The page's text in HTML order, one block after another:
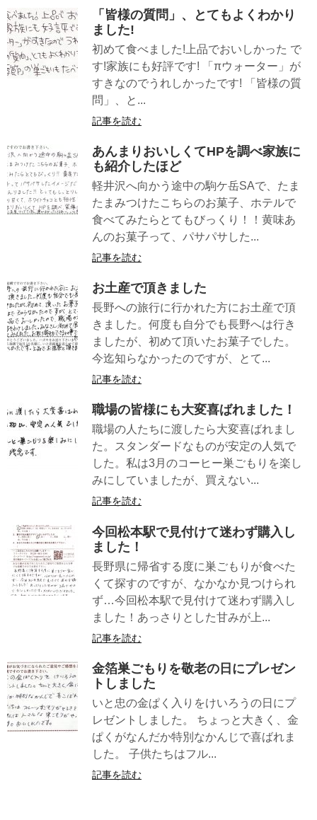
「皆様の質問」、とてもよくわかり
ました!
初めて食べました!上品でおいしかった で
す!家族にも好評です! 「πウォーター」が
すきなのでうれしかったです! 「皆様の質
問」、と...
記事を読む
あんまりおいしくてHPを調べ家族に
も紹介したほど
軽井沢へ向かう途中の駒ケ岳SAで、たま
たまみつけたこちらのお菓子、ホテルで
食べてみたらとてもびっくり！！黄味あ
んのお菓子って、パサパサした...
記事を読む
お土産で頂きました
長野への旅行に行かれた方にお土産で頂
きました。何度も自分でも長野へは行き
ましたが、初めて頂いたお菓子でした。
今迄知らなかったのですが、とて...
記事を読む
職場の皆様にも大変喜ばれました！
職場の人たちに渡したら大変喜ばれまし
た。スタンダードなものが安定の人気で
した。私は3月のコーヒー巣ごもりを楽し
みにしていましたが、買えない...
記事を読む
今回松本駅で見付けて迷わず購入し
ました！
長野県に帰省する度に巣ごもりが食べた
くて探すのですが、なかなか見つけられ
ず…今回松本駅で見付けて迷わず購入し
ました！あっさりとした甘みが上...
記事を読む
金箔巣ごもりを敬老の日にプレゼン
トしました
いと忠の金ぱく入りをけいろうの日にプ
レゼントしました。 ちょっと大きく、金
ぱくがなんだか特別なかんじで喜ばれま
した。 子供たちはフル...
記事を読む